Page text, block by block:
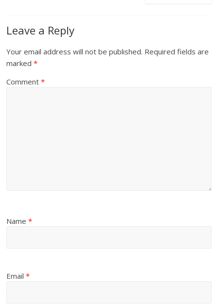
Leave a Reply
Your email address will not be published. Required fields are
marked*
Comment*
Name*
Email*